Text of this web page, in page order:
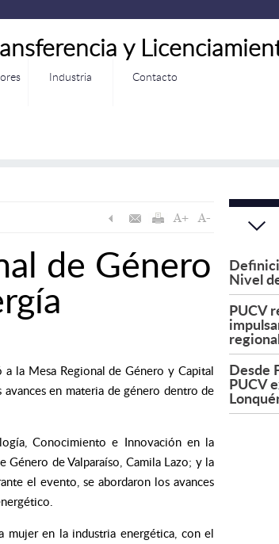
y
Industria Contacto
de Género
la Mesa Regional de Género y Capital
en materia de género dentro de
Conocimiento e Innovación en la
de Valparaíso, Camila Lazo; y la
el evento, se abordaron los avances
en la industria energética, con el
Nivel
PUCV
Desde
PUCV